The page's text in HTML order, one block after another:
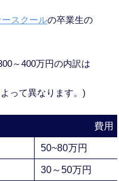
ースクールの卒業生の
～400万円の内訳は
って異なります。)
費用
50~80万円
30～50万円